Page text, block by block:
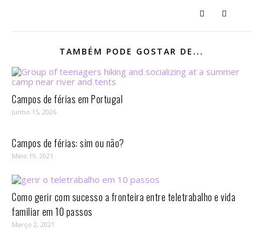
TAMBÉM PODE GOSTAR DE...
Campos de férias em Portugal
Junho 15, 2026
Campos de férias: sim ou não?
Maio 19, 2021
Como gerir com sucesso a fronteira entre teletrabalho e vida
familiar em 10 passos⁣
Março 2, 2021